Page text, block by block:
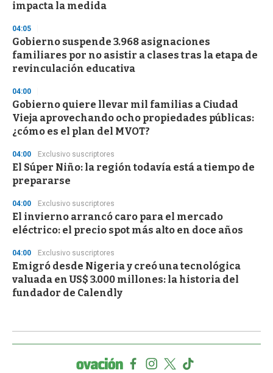
impacta la medida
04:05
Gobierno suspende 3.968 asignaciones
familiares por no asistir a clases tras la etapa de
revinculación educativa
04:00
Gobierno quiere llevar mil familias a Ciudad
Vieja aprovechando ocho propiedades públicas:
¿cómo es el plan del MVOT?
04:00 Exclusivo suscriptores
El Súper Niño: la región todavía está a tiempo de
prepararse
04:00 Exclusivo suscriptores
El invierno arrancó caro para el mercado
eléctrico: el precio spot más alto en doce años
04:00 Exclusivo suscriptores
Emigró desde Nigeria y creó una tecnológica
valuada en US$ 3.000 millones: la historia del
fundador de Calendly